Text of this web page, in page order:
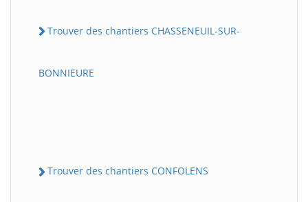
Trouver des chantiers CHASSENEUIL-SUR-
BONNIEURE
Trouver des chantiers CONFOLENS